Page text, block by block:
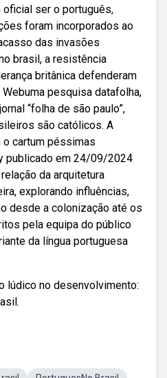
oficial ser o português,
foram incorporados ao
das invasões
brasil, a resistência
britânica defenderam
pesquisa datafolha,
“folha de são paulo”,
são católicos. A
o cartum péssimas
publicado em 24/09/2024
da arquitetura
explorando influências,
desde a colonização até os
pela equipa do público
da língua portuguesa
lúdico no desenvolvimento: